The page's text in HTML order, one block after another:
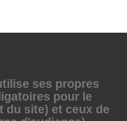
ses propres
pour le
du site) et ceux de